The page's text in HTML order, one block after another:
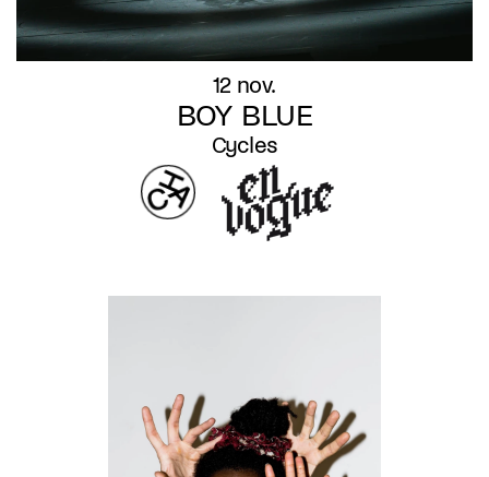
12 nov.
BOY BLUE
Cycles